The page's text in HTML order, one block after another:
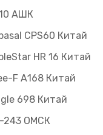
АШК
CPS60 Китай
HR 16 Китай
F А168 Китай
698 Китай
243 ОМСК